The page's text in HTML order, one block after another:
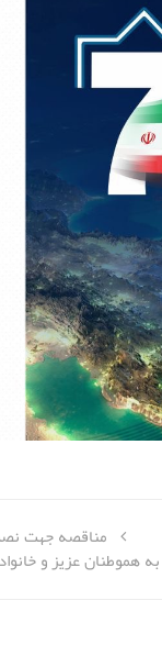
مناقصه جهت
هموطنان عزیز و